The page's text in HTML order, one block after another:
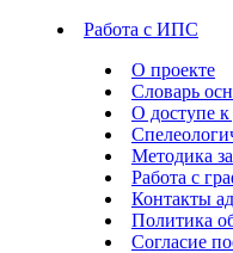
Работа с ИПС
О проекте
Словарь
О доступе
Методика
Работа с
Контакты
Политика
Согласие